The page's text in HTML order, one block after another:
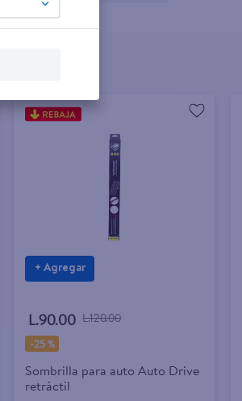
+ Agregar
L.90.00 L.120.00
-25 %
Sombrilla para auto Auto Drive
retráctil